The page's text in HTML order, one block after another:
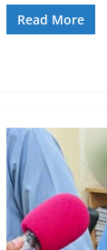
Read More